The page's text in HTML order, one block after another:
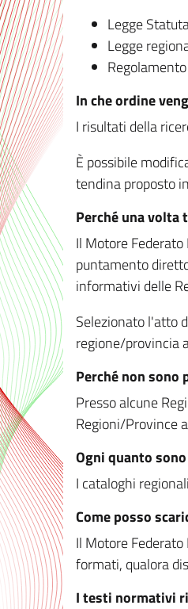
Legge
Legge
Regolamento
In che ordine
I risultati della
È possibile
tendina proposto
Perché una
Il Motore
puntamento
informativi delle
Selezionato l'atto
regione/provincia
Perché non
Presso alcune
Regioni/Province
Ogni quanto
I cataloghi
Come posso
Il Motore
formati, qualora
I testi normativi